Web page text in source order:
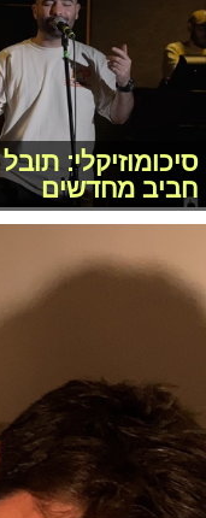
סיכומוזיקלי:
חביב מחדשים